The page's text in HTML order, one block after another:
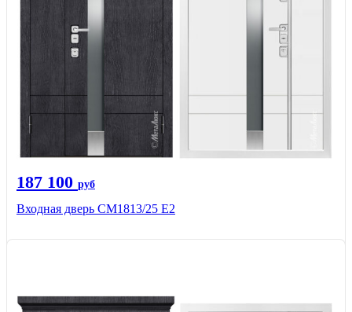
187 100 руб
Входная дверь СМ1813/25 Е2